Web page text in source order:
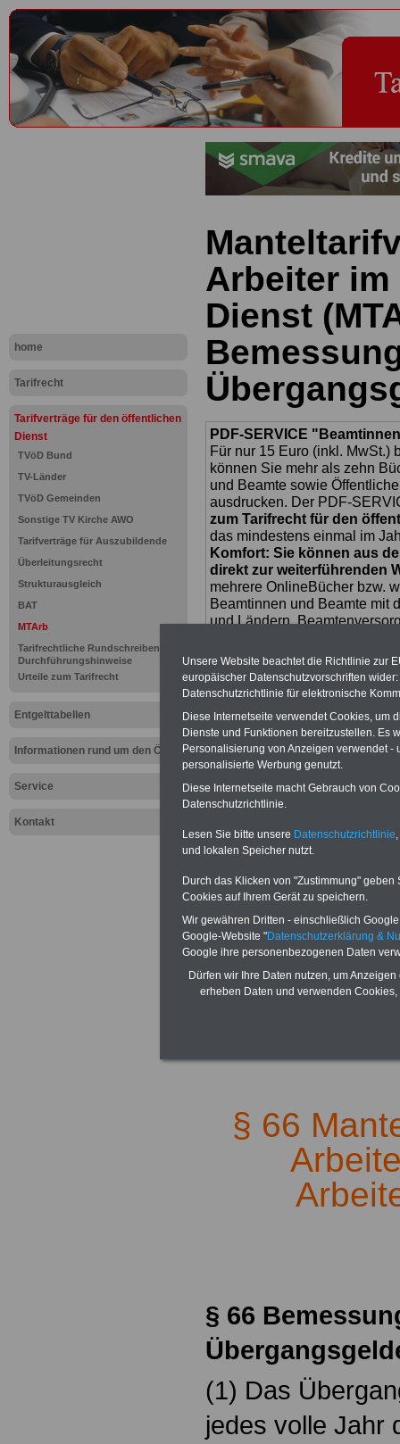
home
Tarifrecht
Tarifverträge für den öffentlichen
Dienst
TVöD Bund
TV-Länder
TVöD Gemeinden
Sonstige TV Kirche AWO
Tarifverträge für Auszubildende
Überleitungsrecht
Strukturausgleich
BAT
MTArb
Tarifrechtliche Rundschreiben und
Durchführungshinweise
Urteile zum Tarifrecht
Entgelttabellen
Informationen rund um den ÖD
Service
Kontakt
Arbeiter
Dienst
PDF-SERVICE
Für nur 15 Euro (inkl. MwSt.)
können Sie mehr als zehn
und Beamte sowie
ausdrucken. Der PDF-
zum Tarifrecht für den
das mindestens einmal im
Komfort: Sie können aus
direkt zur weiterführenden
mehrere OnlineBücher bzw.
Beamtinnen und Beamte mit
und Ländern,
wir ausgewählte Links, z.B.
Teilzeitantrag usw.>>>hier
Hier den
Sigma
Unsere Link-
Iwww.arbeiter-
ZurÜbersicht
§ 66
§ 66
(1) Das
jedes volle Jahr
Unsere Website beachtet die Richtlinie zur
europäischer Datenschutzvorschriften
Datenschutzrichtlinie für elektronische
Diese Internetseite verwendet Cookies, um
Dienste und Funktionen bereitzustellen. Es
Personalisierung von Anzeigen verwendet
personalisierte Werbung genutzt.
Diese Internetseite macht Gebrauch von
Datenschutzrichtlinie.
Lesen Sie bitte unsere Datenschutzrichtlinie
und lokalen Speicher nutzt.
Durch das Klicken von "Zustimmung"
Cookies auf Ihrem Gerät zu speichern.
Wir gewähren Dritten - einschließlich
Google-Website "Datenschutzerklärung &
Google ihre personenbezogenen Daten
Dürfen wir Ihre Daten nutzen, um
erheben Daten und verwenden